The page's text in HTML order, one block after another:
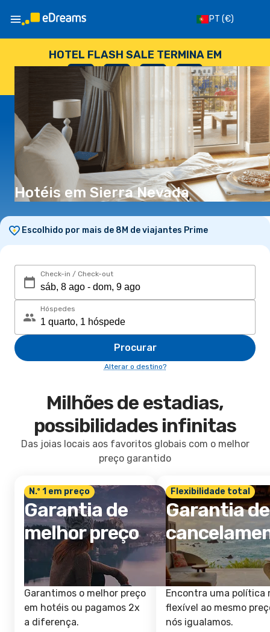
PT (€)
HOTEL FLASH SALE TERMINA EM
--
DIAS
: --
HORAS
: --
SEGUNDOS
Hotéis em Sierra Nevada
Escolhido por mais de 8M de viajantes Prime
Check-in / Check-out
Hóspedes
Procurar
Alterar o destino?
Milhões de estadias,
possibilidades infinitas
Das joias locais aos favoritos globais com o melhor
preço garantido
N.º 1 em preço
Garantia de
melhor preço
Garantimos o melhor preço
em hotéis ou pagamos 2x
a diferença.
Flexibilidade total
Garantia de
Encontra uma política
flexível ao mesmo
nós igualamos.